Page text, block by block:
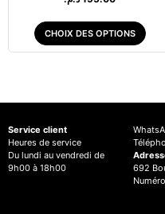
CHOIX DES OPTIONS
Service client
Heures de service
Du lundi au vendredi de
9h00 à 18h00
692